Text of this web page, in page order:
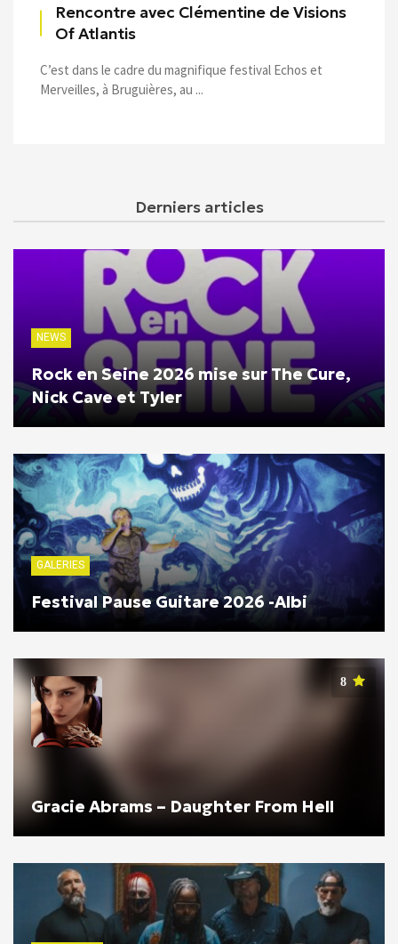
Rencontre avec Clémentine de Visions
Of Atlantis
C’est dans le cadre du magnifique festival Echos et
Merveilles, à Bruguières, au ...
Derniers articles
NEWS
Rock en Seine 2026 mise sur The Cure,
Nick Cave et Tyler
GALERIES
Festival Pause Guitare 2026 -Albi
8
Gracie Abrams – Daughter From Hell